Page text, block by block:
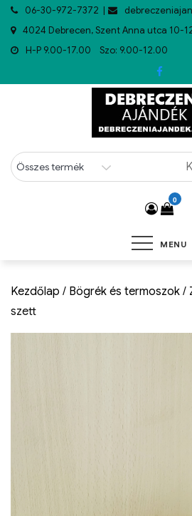
06-30-972-7372
4024 Debrecen, Szent Anna utca 10-
H-P 9.00-17.00 Szo: 9.00-12.00
0
MENU
Kezdőlap / Bögrék és termoszok /
szett